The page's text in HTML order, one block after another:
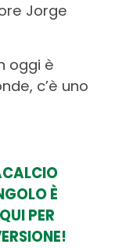
Jorge
oggi è
c’è uno
È
PER